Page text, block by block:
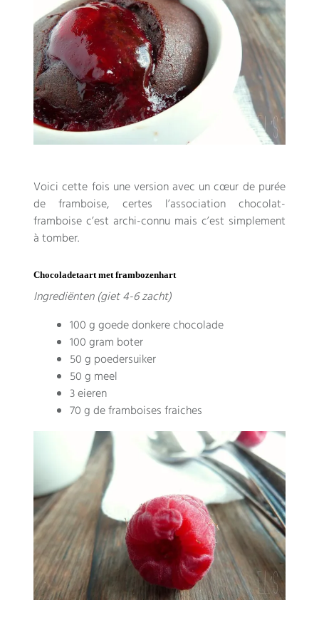
Voici cette fois une version avec un cœur de purée
de framboise, certes l’association chocolat-
framboise c’est archi-connu mais c’est simplement
à tomber.
Chocoladetaart met frambozenhart
Ingrediënten (giet 4-6 zacht)
100 g goede donkere chocolade
100 gram boter
50 g poedersuiker
50 g meel
3 eieren
70g de framboises fraiches